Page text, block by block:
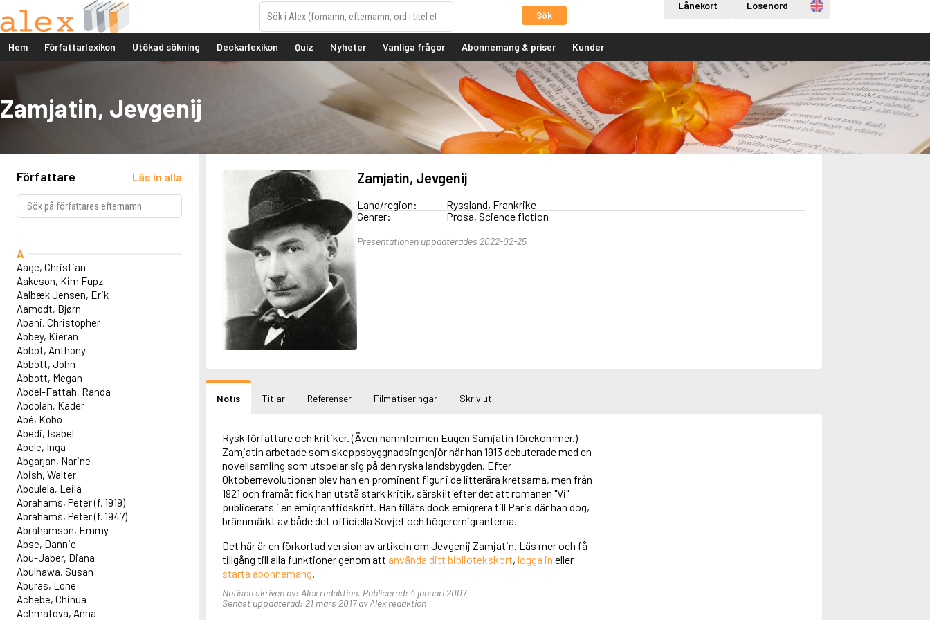
Sök
Lånekort Lösenord Engelska
Hem Författarlexikon Utökad sökning Deckarlexikon Quiz Nyheter Vanliga frågor Abonnemang & priser Kunder
Zamjatin, Jevgenij
Författare Läs in alla
A
Aage, Christian
Aakeson, Kim Fupz
Aalbæk Jensen, Erik
Aamodt, Bjørn
Abani, Christopher
Abbey, Kieran
Abbot, Anthony
Abbott, John
Abbott, Megan
Abdel-Fattah, Randa
Abdolah, Kader
Abé, Kobo
Abedi, Isabel
Abele, Inga
Abgarjan, Narine
Abish, Walter
Aboulela, Leila
Abrahams, Peter (f. 1919)
Abrahams, Peter (f. 1947)
Abrahamson, Emmy
Abse, Dannie
Abu-Jaber, Diana
Abulhawa, Susan
Aburas, Lone
Achebe, Chinua
Achmatova, Anna
Zamjatin, Jevgenij
Land/region:
Ryssland, Frankrike
Genrer:
Prosa, Science fiction
Presentationen uppdaterades 2022-02-25
Notis Titlar Referenser Filmatiseringar Skriv ut
Rysk författare och kritiker. (Även namnformen Eugen Samjatin förekommer.)
Zamjatin arbetade som skeppsbyggnadsingenjör när han 1913 debuterade med en
novellsamling som utspelar sig på den ryska landsbygden. Efter
Oktoberrevolutionen blev han en prominent figur i de litterära kretsarna, men från
1921 och framåt fick han utstå stark kritik, särskilt efter det att romanen "Vi"
publicerats i en emigranttidskrift. Han tilläts dock emigrera till Paris där han dog,
brännmärkt av både det officiella Sovjet och högeremigranterna.
Det här är en förkortad version av artikeln om Jevgenij Zamjatin. Läs mer och få
tillgång till alla funktioner genom att använda ditt bibliotekskort, logga in eller
starta abonnemang.
Notisen skriven av: Alex redaktion. Publicerad: 4 januari 2007
Senast uppdaterad: 21 mars 2017 av Alex redaktion